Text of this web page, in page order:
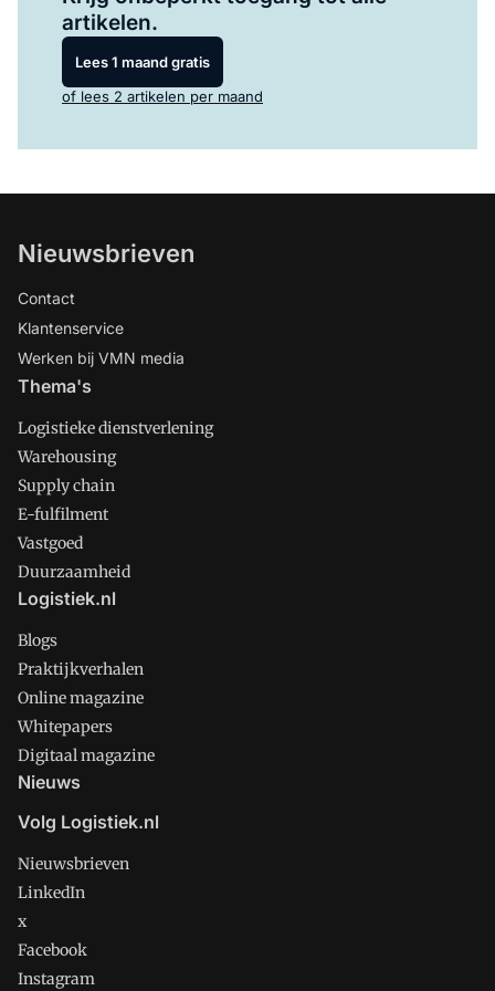
artikelen.
Lees 1 maand gratis
of lees 2 artikelen per maand
Nieuwsbrieven
Contact
Klantenservice
Werken bij VMN media
Thema's
Logistieke dienstverlening
Warehousing
Supply chain
E-fulfilment
Vastgoed
Duurzaamheid
Logistiek.nl
Blogs
Praktijkverhalen
Online magazine
Whitepapers
Digitaal magazine
Nieuws
Volg Logistiek.nl
Nieuwsbrieven
LinkedIn
x
Facebook
Instagram